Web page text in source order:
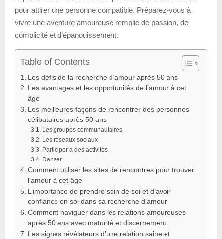
pour attirer une personne compatible. Préparez-vous à
vivre une aventure amoureuse remplie de passion, de
complicité et d’épanouissement.
Table of Contents
Les défis de la recherche d’amour après 50 ans
Les avantages et les opportunités de l’amour à cet
âge
Les meilleures façons de rencontrer des personnes
célibataires après 50 ans
Les groupes communautaires
Les réseaux sociaux
Participer à des activités
Danser
Comment utiliser les sites de rencontres pour trouver
l’amour à cet âge
L’importance de prendre soin de soi et d’avoir
confiance en soi dans sa recherche d’amour
Comment naviguer dans les relations amoureuses
après 50 ans avec maturité et discernement
Les signes révélateurs d’une relation saine et